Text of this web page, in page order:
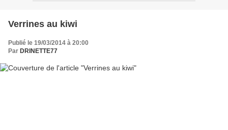
Verrines au kiwi
Publié le 19/03/2014 à 20:00
Par DRINETTE77